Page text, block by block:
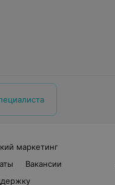
маркетинг
Вакансии